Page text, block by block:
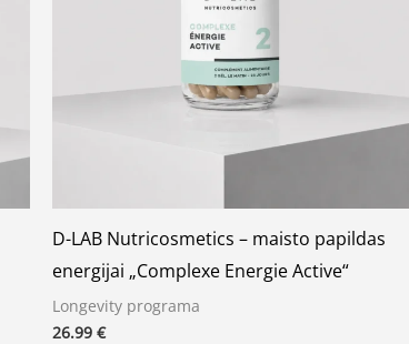
D-LAB Nutricosmetics – maisto papildas
energijai „Complexe Energie Active“
Longevity programa
26.99 €